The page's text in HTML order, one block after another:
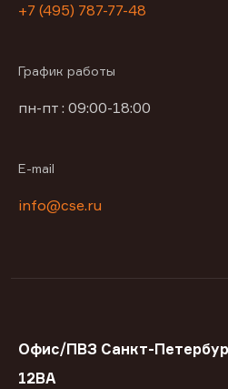
+7 (495) 787-77-48
График работы
пн-пт : 09:00-18:00
E-mail
info@cse.ru
Офис/ПВЗ Санкт-
12ВА